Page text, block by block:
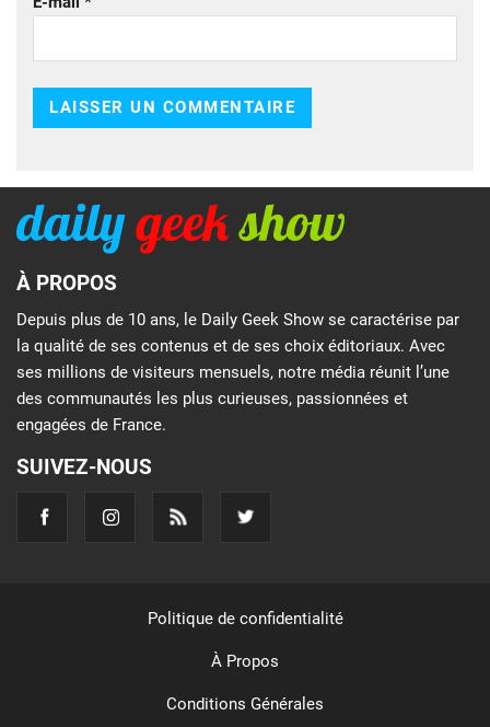
À PROPOS
Depuis plus de 10 ans, le Daily Geek Show se caractérise par
la qualité de ses contenus et de ses choix éditoriaux. Avec
ses millions de visiteurs mensuels, notre média réunit l’une
des communautés les plus curieuses, passionnées et
engagées de France.
SUIVEZ-NOUS
Politique de confidentialité
À Propos
Conditions Générales